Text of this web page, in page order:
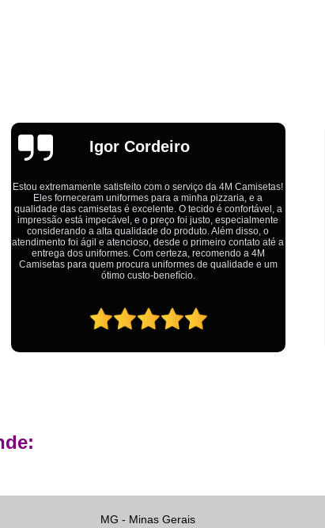
Fábrica Camisetas
Fabrica Camisetas
Fabrica de Camisetas Lisas
Atacado de Roupas para Revender de
Fábrica Roupas Atacado
Fábrica
Fábrica Roupas Infantil
Private Label Camisetas Streetwear Goiás
Private Label Moda Fitness Mato
Emília
Ótimo atendimento,todos muito educados, prestativos e que
colocam o cliente em primeiro lugar. Qualquer lugar tem
problemas,isso é fato, mas aqui na 4M tudo é resolvido com
calma e de forma que todos saem ganhando no final.
MG - Minas Gerais